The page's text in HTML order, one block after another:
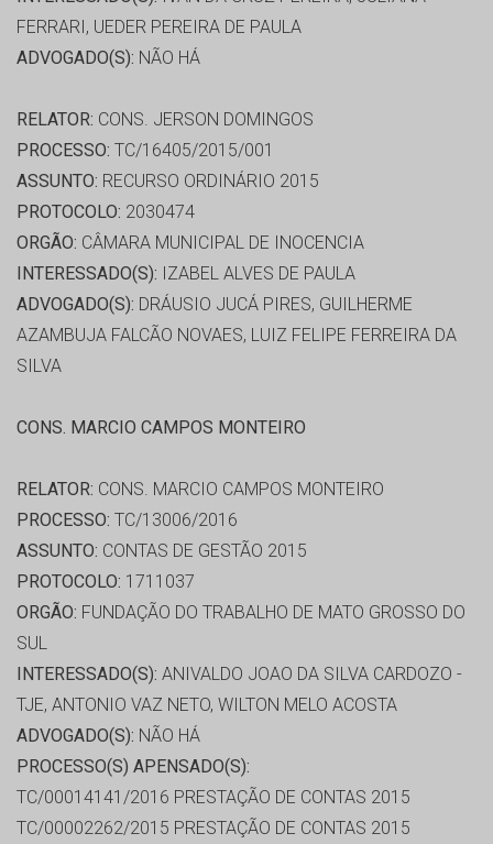
FERRARI, UEDER PEREIRA DE PAULA
ADVOGADO(S): NÃO HÁ
RELATOR: CONS. JERSON DOMINGOS
PROCESSO: TC/16405/2015/001
ASSUNTO: RECURSO ORDINÁRIO 2015
PROTOCOLO: 2030474
ORGÃO: CÂMARA MUNICIPAL DE INOCENCIA
INTERESSADO(S): IZABEL ALVES DE PAULA
ADVOGADO(S): DRÁUSIO JUCÁ PIRES, GUILHERME
AZAMBUJA FALCÃO NOVAES, LUIZ FELIPE FERREIRA DA
SILVA
CONS. MARCIO CAMPOS MONTEIRO
RELATOR: CONS. MARCIO CAMPOS MONTEIRO
PROCESSO: TC/13006/2016
ASSUNTO: CONTAS DE GESTÃO 2015
PROTOCOLO: 1711037
ORGÃO: FUNDAÇÃO DO TRABALHO DE MATO GROSSO DO
SUL
INTERESSADO(S): ANIVALDO JOAO DA SILVA CARDOZO -
TJE, ANTONIO VAZ NETO, WILTON MELO ACOSTA
ADVOGADO(S): NÃO HÁ
PROCESSO(S) APENSADO(S):
TC/00014141/2016 PRESTAÇÃO DE CONTAS 2015
TC/00002262/2015 PRESTAÇÃO DE CONTAS 2015